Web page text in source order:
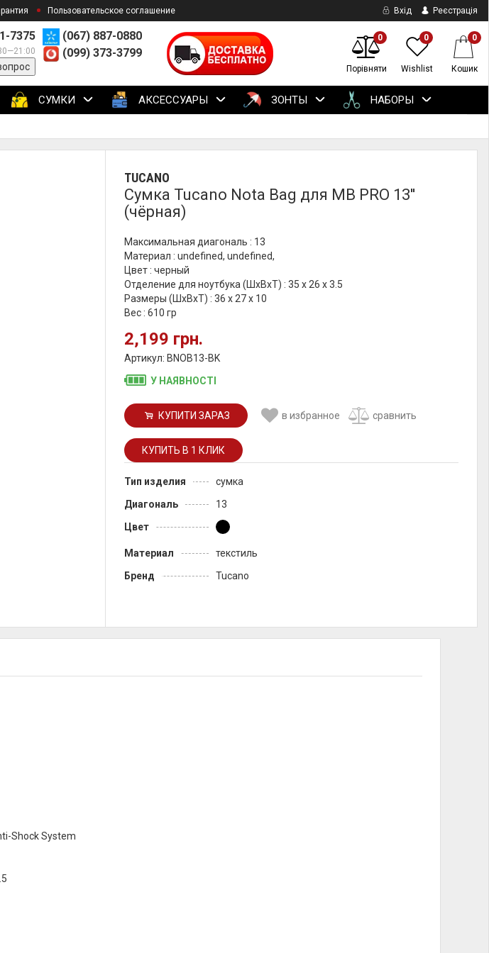
Пользовательское соглашение Вхід Реєстрація
7375
(067) 887-0880
(099) 373-3799
0
Порівняти
0
Wishlist
0
Кошик
СУМКИ АКСЕССУАРЫ ЗОНТЫ НАБОРЫ
TUCANO
Сумка Tucano Nota Bag для MB PRO 13''
(чёрная)
Максимальная диагональ : 13
Материал : undefined, undefined,
Цвет : черный
Отделение для ноутбука (ШхВхТ) : 35 х 26 х 3.5
Размеры (ШхВхТ) : 36 x 27 x 10
Вес : 610 гр
2,199 грн.
Артикул: BNOB13-BK
У НАЯВНОСТІ
КУПИТИ ЗАРАЗ в избранное сравнить
Тип изделия
сумка
Диагональ
13
Цвет
Материал
текстиль
Бренд
Tucano
Shock System